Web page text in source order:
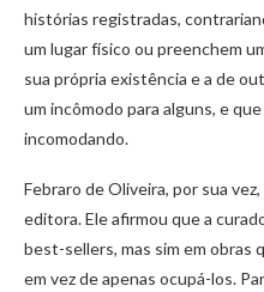
histórias registradas,
um lugar físico ou preenchem
sua própria existência e a de
um incômodo para alguns, e
incomodando.
Febraro de Oliveira, por sua
editora. Ele afirmou que a
best-sellers, mas sim em obras
em vez de apenas ocupá-los.